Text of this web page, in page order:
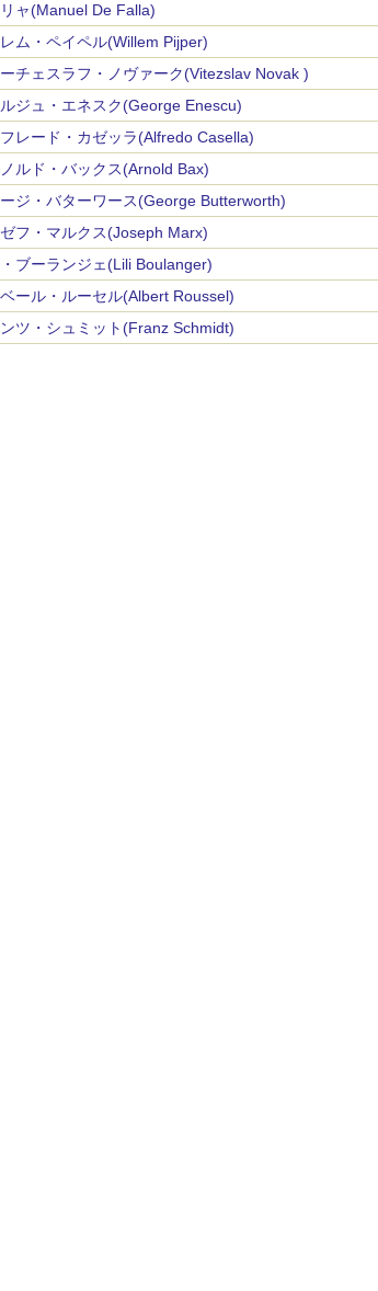
ャ(Manuel De Falla)
ム・ペイペル(Willem Pijper)
チェスラフ・ノヴァーク(Vitezslav Novak )
ジュ・エネスク(George Enescu)
レード・カゼッラ(Alfredo Casella)
ルド・バックス(Arnold Bax)
ジ・バターワース(George Butterworth)
フ・マルクス(Joseph Marx)
ブーランジェ(Lili Boulanger)
ール・ルーセル(Albert Roussel)
ツ・シュミット(Franz Schmidt)